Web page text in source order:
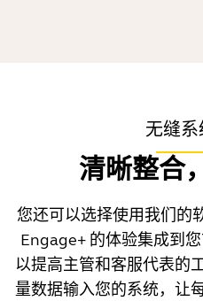
无缝
清晰整合
您还可以选择使用我们的
Engage+ 的体验集成到
以提高主管和客服代表的
量数据输入您的系统，让